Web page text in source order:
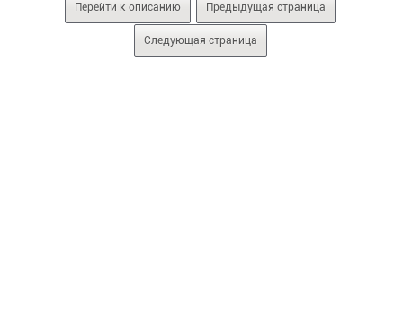
Перейти к описанию Предыдущая страница
Следующая страница